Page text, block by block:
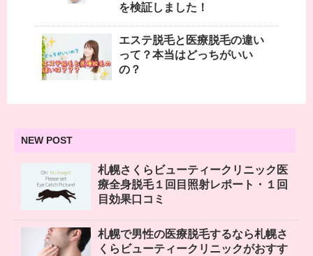
を検証しました！
エステ脱毛と医療脱毛の違い
って？本当はどっちがいい
の？
NEW POST
札幌さくらビューティークリニック医
療全身脱毛１回目照射レポート・１回
目効果口コミ
札幌で男性の医療脱毛するなら札幌さ
くらビューティークリニックがおすす